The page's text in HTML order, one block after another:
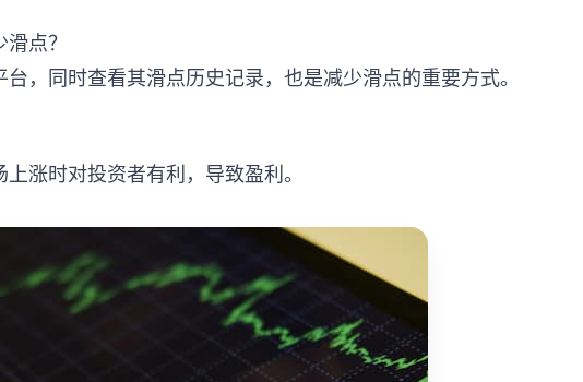
点？
，同时查看其滑点历史记录，也是减少滑点的重要方式。
涨时对投资者有利，导致盈利。